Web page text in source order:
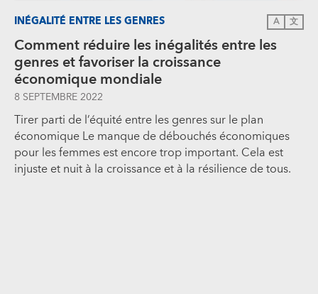
INÉGALITÉ ENTRE LES GENRES A 文
Comment réduire les inégalités entre les
genres et favoriser la croissance
économique mondiale
8 SEPTEMBRE 2022
Tirer parti de l’équité entre les genres sur le plan
économique Le manque de débouchés économiques
pour les femmes est encore trop important. Cela est
injuste et nuit à la croissance et à la résilience de tous.